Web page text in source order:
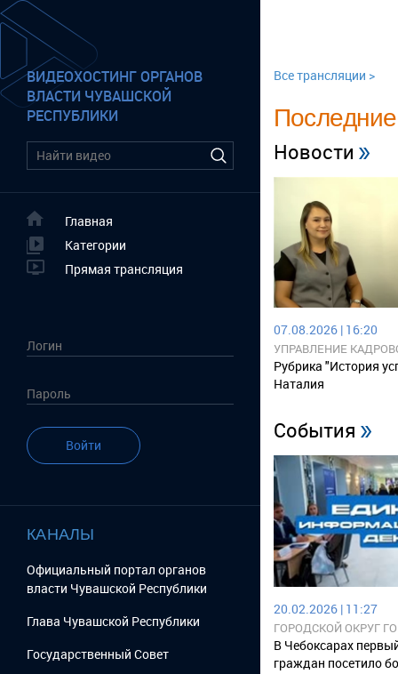
ВИДЕОХОСТИНГ ОРГАНОВ
ВЛАСТИ ЧУВАШСКОЙ
РЕСПУБЛИКИ
Главная
Категории
Прямая трансляция
Войти
КАНАЛЫ
Официальный портал органов
власти Чувашской Республики
Глава Чувашской Республики
Государственный Cовет
Все трансляции >
Новости
07.08.2026 | 16:20
УПРАВЛЕНИЕ
Рубрика "История
Наталия
События
20.02.2026 | 11:27
ГОРОДСКОЙ ОКРУГ
ЧУВАШСКОЙ
В Чебоксарах
граждан посетило